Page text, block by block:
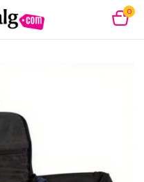
0